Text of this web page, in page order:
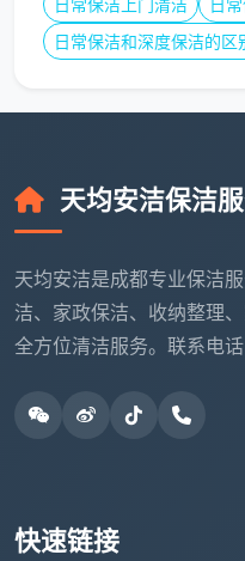
级
别
价
格
化
型
元/
㎡
装修简
标
母
婴
安
约
22-
40
有老人、
小孩或孕
舰
元/
日常保洁和深度保洁的区
天均安洁保洁
天均安洁是成都专业保洁
洁、家政保洁、收纳整理
全方位清洁服务。联系电
快速链接